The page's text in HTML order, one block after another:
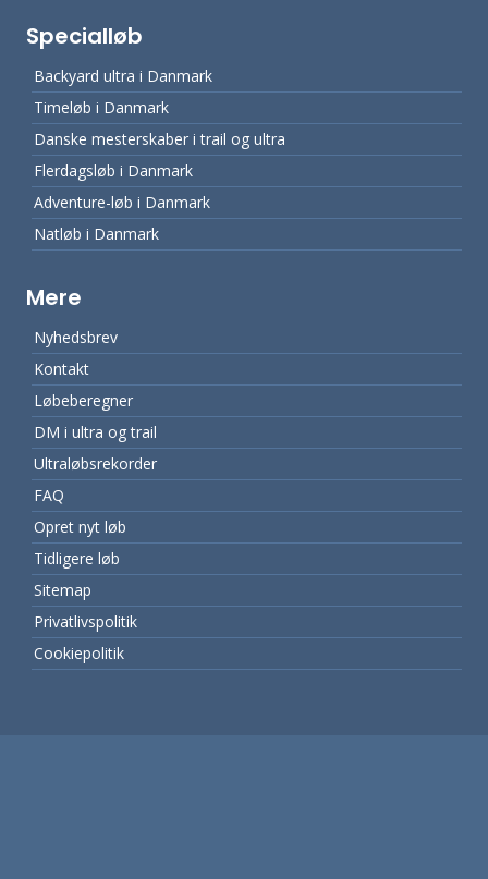
Specialløb
Backyard ultra i Danmark
Timeløb i Danmark
Danske mesterskaber i trail og ultra
Flerdagsløb i Danmark
Adventure-løb i Danmark
Natløb i Danmark
Mere
Nyhedsbrev
Kontakt
Løbeberegner
DM i ultra og trail
Ultraløbsrekorder
FAQ
Opret nyt løb
Tidligere løb
Sitemap
Privatlivspolitik
Cookiepolitik